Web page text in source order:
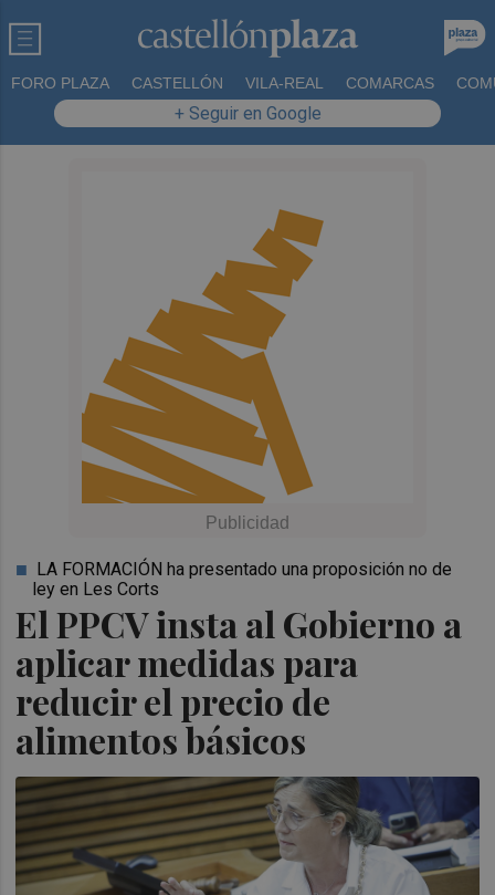
FORO PLAZA CASTELLÓN VILA-REAL COMARCAS
+ Seguir en Google
El PPCV insta al Gobierno a
aplicar medidas para
reducir el precio de
alimentos básicos
LA FORMACIÓN ha presentado una proposición no de
ley en Les Corts